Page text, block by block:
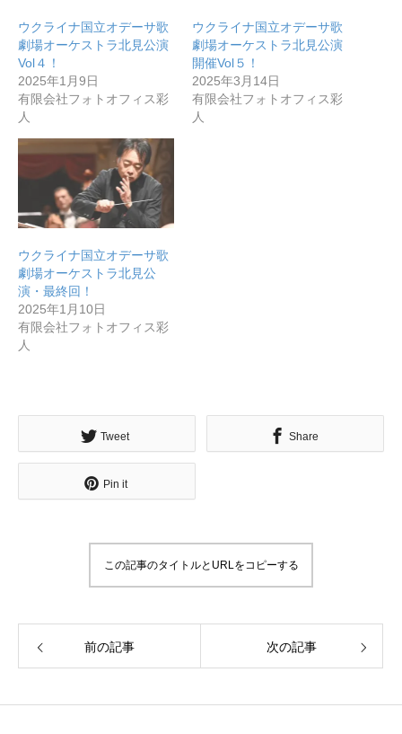
無料で登録したい企業様はこちら
メディア取材受付口はこちら
北海道最強のビジネス課題解決コミュニティ【北海道オ
ンラインアジト】
無料で登録したい企業様はこちら
ウクライナ国立オデーサ歌
劇場オーケストラ北見公演
Vol４！
2025年1月9日
有限会社フォトオフィス彩
人
ウクライナ国立オデーサ歌
劇場オーケストラ北見公演
開催Vol５！
2025年3月14日
有限会社フォトオフィス彩
人
ウクライナ国立オデーサ歌
劇場オーケストラ北見公
演・最終回！
2025年1月10日
有限会社フォトオフィス彩
人
Tweet Share
Pin it
この記事のタイトルとURLをコピーする
前の記事 次の記事